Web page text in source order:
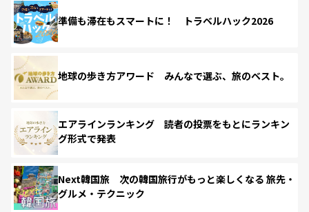
準備も滞在もスマートに！ トラベルハック2026
地球の歩き方アワード みんなで選ぶ、旅のベスト。
エアラインランキング 読者の投票をもとにランキン
グ形式で発表
Next韓国旅 次の韓国旅行がもっと楽しくなる 旅先・
グルメ・テクニック